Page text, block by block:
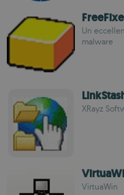
Un
malware
XRayz
VirtuaWin